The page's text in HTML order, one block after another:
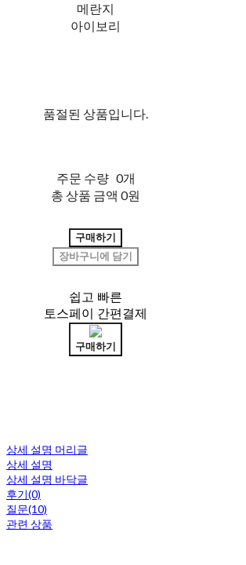
메란지
아이보리
품절된 상품입니다.
주문 수량 0개
총 상품 금액 0원
구매하기
장바구니에 담기
쉽고 빠른
토스페이 간편결제
구매하기
상세 설명 머리글
상세 설명
상세 설명 바닥글
후기(0)
질문(10)
관련 상품